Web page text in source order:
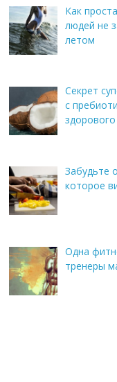
Как
людей не
летом
Секрет
с
Забудьте
которое
Одна
тренеры